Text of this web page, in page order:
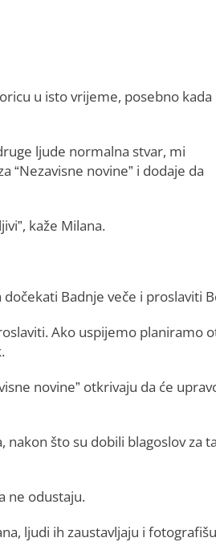
u isto vrijeme, posebno kada
ljude normalna stvar, mi
“Nezavisne novine” i dodaje da
kaže Milana.
Badnje veče i proslaviti
Ako uspijemo planiramo
novine” otkrivaju da će
nakon što su dobili blagoslov za ta
ne odustaju.
ljudi ih zaustavljaju i